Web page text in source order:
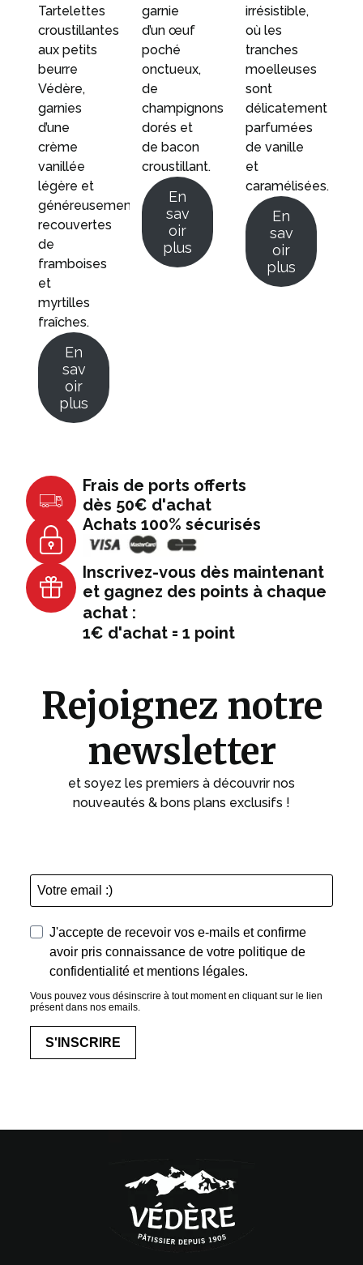
Tartelettes
croustillantes
aux petits
beurre
Védère,
garnies
d’une
crème
vanillée
légère et
généreusement
recouvertes
de
framboises
et
myrtilles
fraîches.
En
sav
oir
plus
garnie
d’un œuf
poché
onctueux,
de
champignons
dorés et
de bacon
croustillant.
En
sav
oir
plus
irrésistible,
où les
tranches
moelleuses
sont
délicatement
parfumées
de vanille
et
caramélisées.
En
sav
oir
plus
Frais de ports offerts
dès 50€ d'achat
Achats 100% sécurisés
Inscrivez-vous dès maintenant
et gagnez des points à chaque
achat :
1€ d'achat = 1 point
Rejoignez notre
newsletter
et soyez les premiers à découvrir nos
nouveautés & bons plans exclusifs !
J'accepte de recevoir vos e-mails et confirme
avoir pris connaissance de votre politique de
confidentialité et mentions légales.
Vous pouvez vous désinscrire à tout moment en cliquant sur le lien
présent dans nos emails.
S'INSCRIRE